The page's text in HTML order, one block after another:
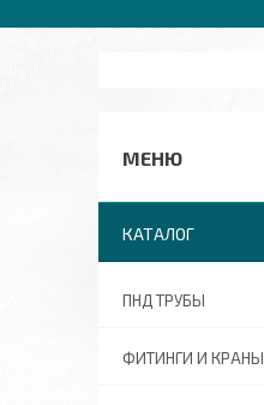
КАТАЛОГ
ПНД ТРУБЫ
ФИТИНГИ И КРАНЫ